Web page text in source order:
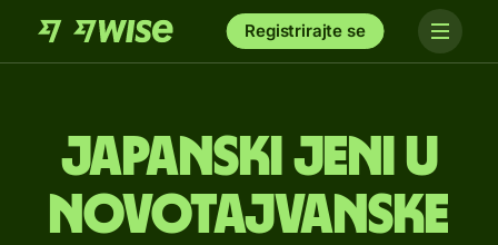
Registrirajte se
Japanski jeni u
novotajvanske